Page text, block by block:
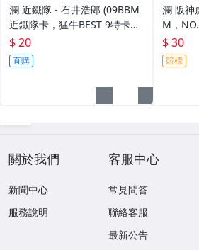
瀾 近鐵隊 - 石井浩郎 (09BBM
近鐵隊卡，猛牛BEST 9特卡，
NO.B3) 狼主
$ 20
直購
瀾 阪神虎 - 新庄剛志 (95BB
M，
$ 30
競標
關於我們
新聞中心
服務說明
客服中心
常見問答
聯絡客服
最新公告